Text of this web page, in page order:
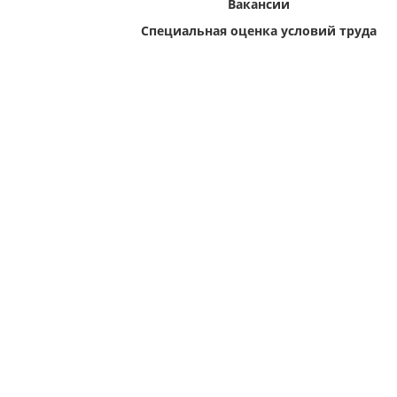
Вакансии
Специальная оценка условий труда